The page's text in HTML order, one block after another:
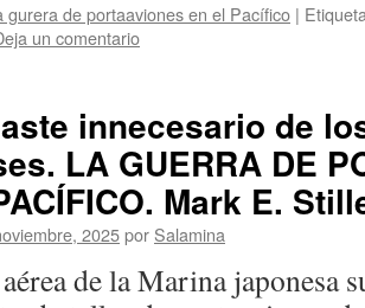
gurera de portaaviones en el Pacífico |
un comentario
innecesario de
LA GUERRA DE
Mark E.
2025por Salamina
de la Marina japonesa